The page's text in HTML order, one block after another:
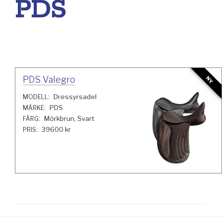
PDS
PDS Valegro NY
MODELL: Dressyrsadel
MÄRKE: PDS
FÄRG: Mörkbrun, Svart
PRIS: 39600 kr